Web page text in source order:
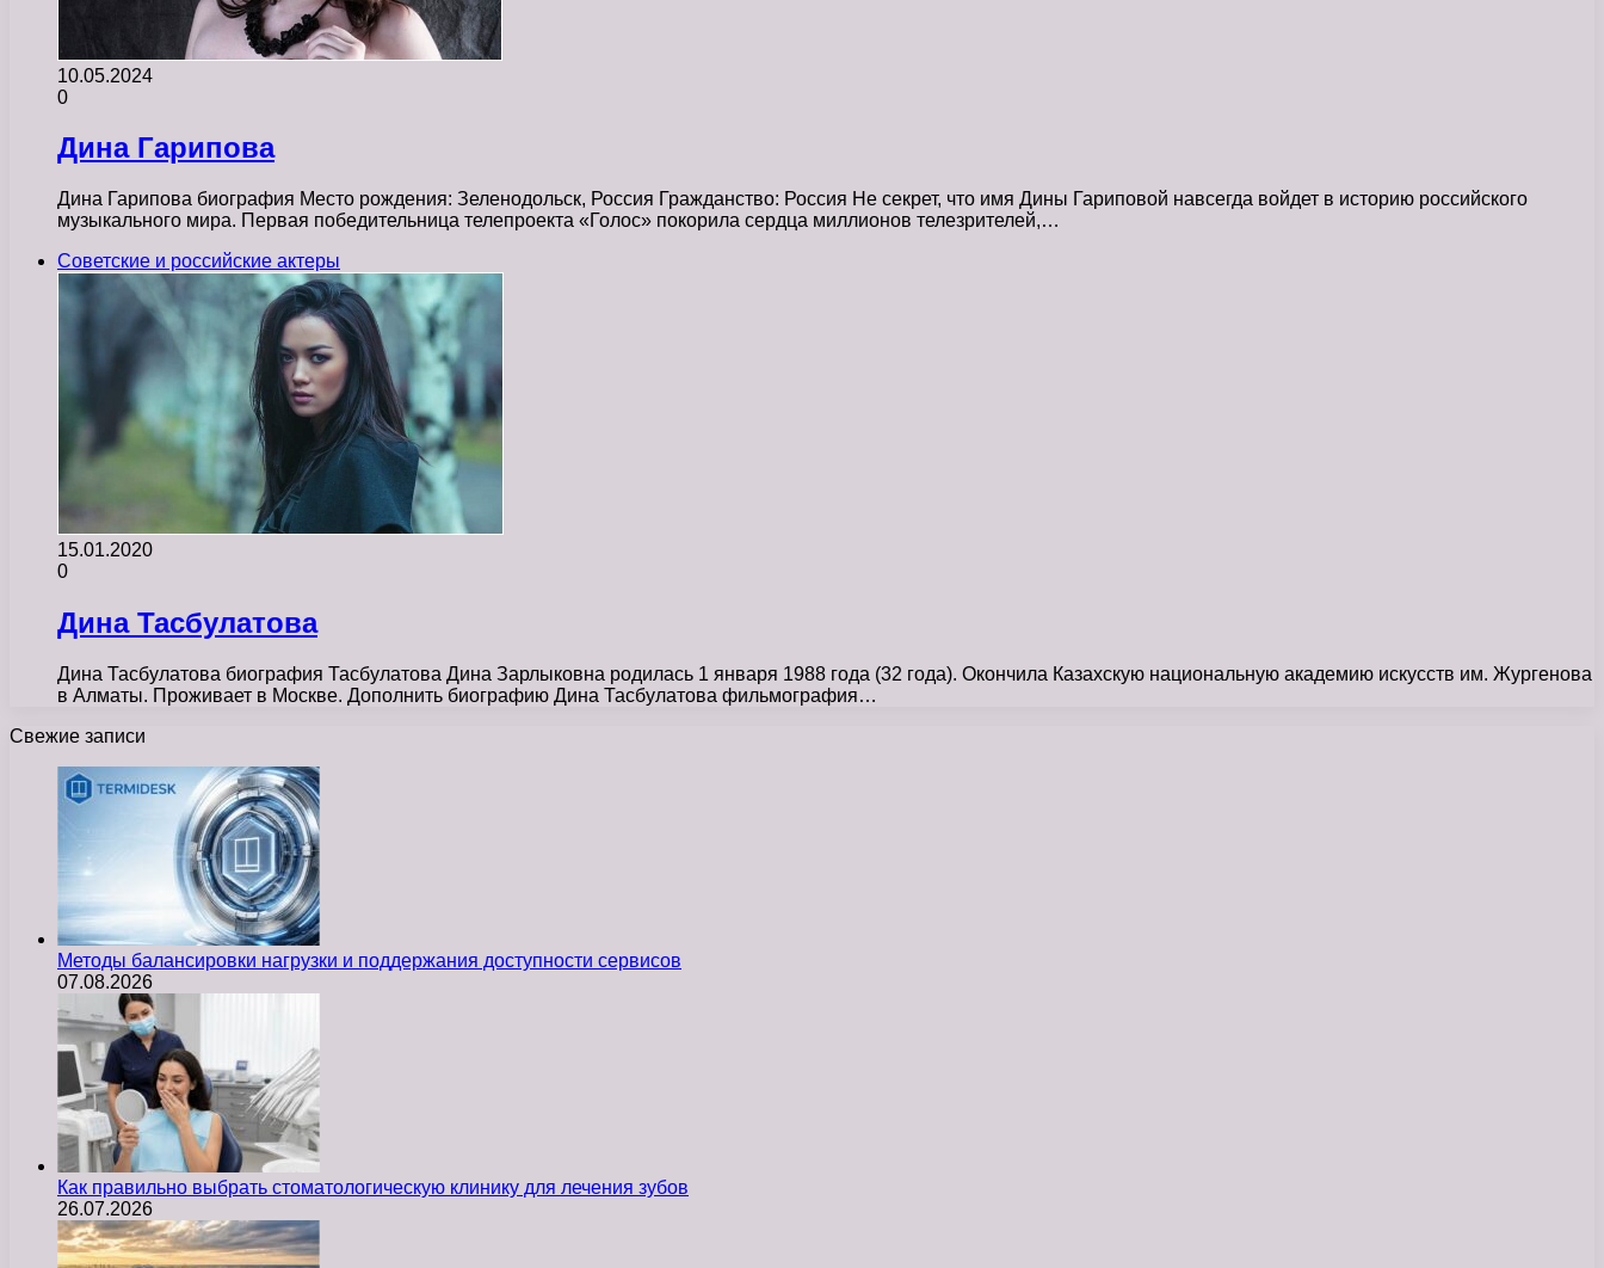
10.05.2024
0
Дина Гарипова
Дина Гарипова биография Место рождения: Зеленодольск, Россия Гражданство: Россия Не секрет, что имя Дины Гариповой навсегда войдет в историю российского
музыкального мира. Первая победительница телепроекта «Голос» покорила сердца миллионов телезрителей,…
Советские и российские актеры
15.01.2020
0
Дина Тасбулатова
Дина Тасбулатова биография Тасбулатова Дина Зарлыковна родилась 1 января 1988 года (32 года). Окончила Казахскую национальную академию искусств им. Жургенова
в Алматы. Проживает в Москве. Дополнить биографию Дина Тасбулатова фильмография…
Свежие записи
Методы балансировки нагрузки и поддержания доступности сервисов
07.08.2026
Как правильно выбрать стоматологическую клинику для лечения зубов
26.07.2026